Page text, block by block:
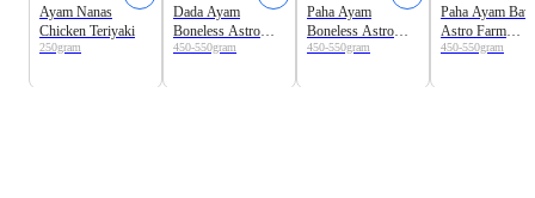
Ayam Nanas
Chicken Teriyaki
250gram
Dada Ayam
Boneless Astro
Farm
450-550gram
Paha Ayam
Boneless Astro
Farm
450-550gram
Paha Ayam
Astro Farm
Regular
450-550gram